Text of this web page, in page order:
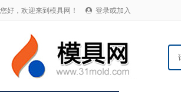
您好，欢迎来到模具网！  登录或加入